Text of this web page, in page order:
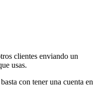
clientes enviando un
usas.
con tener una cuenta en